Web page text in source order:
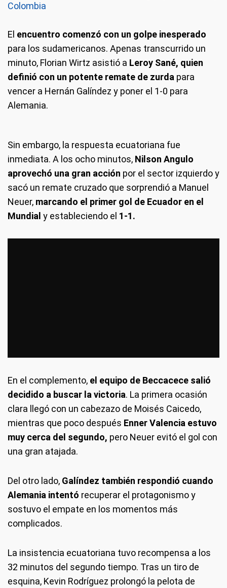
Colombia
El encuentro comenzó con un golpe inesperado
para los sudamericanos. Apenas transcurrido un
minuto, Florian Wirtz asistió a Leroy Sané, quien
definió con un potente remate de zurda para
vencer a Hernán Galíndez y poner el 1-0 para
Alemania.
Sin embargo, la respuesta ecuatoriana fue
inmediata. A los ocho minutos, Nilson Angulo
aprovechó una gran acción por el sector izquierdo y
sacó un remate cruzado que sorprendió a Manuel
Neuer, marcando el primer gol de Ecuador en el
Mundial y estableciendo el 1-1.
En el complemento, el equipo de Beccacece salió
decidido a buscar la victoria. La primera ocasión
clara llegó con un cabezazo de Moisés Caicedo,
mientras que poco después Enner Valencia estuvo
muy cerca del segundo, pero Neuer evitó el gol con
una gran atajada.
Del otro lado, Galíndez también respondió cuando
Alemania intentó recuperar el protagonismo y
sostuvo el empate en los momentos más
complicados.
La insistencia ecuatoriana tuvo recompensa a los
32 minutos del segundo tiempo. Tras un tiro de
esquina, Kevin Rodríguez prolongó la pelota de